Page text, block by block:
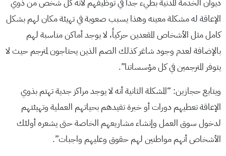
ديوان الخدمة المدنية بطيء جداً في توظيفهم لأنه كل شخص من ذوي
الإعاقة له مشكلة معينه وهذا يسبب صعوبة في تهيئة مكان لهم بشكل
كامل مثل الأشخاص المقعدين حركياً، لا يوجد أماكن مناسبة لهم
بالإضافة لعدم وجود شاغر كذلك الصم الذين يحتاجون لمترجم حيث لا
يتوفر المترجمين في كل مؤسساتنا”.
ويتابع حجازين: “المشكلة الثانية أنه لا يوجد مراكز جدية تهتم بذوي
الإعاقة تعطيهم دورات أو خبرة تفيدهم بحياتهم العملية وتهيئتهم
لدخول سوق العمل وإنشاء مشاريعهم الخاصة حتى يشعره أولئك
الأشخاص أنهم مواطنين لهم حقوق وعليهم واجبات”.